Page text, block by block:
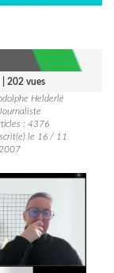
| 202 vues
Helderlé
: 4376
le 16 / 11